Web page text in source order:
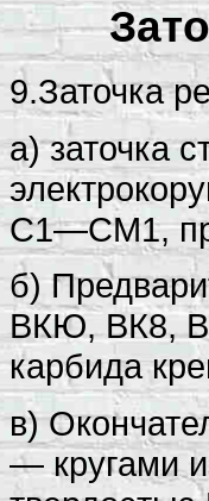
9.Заточка
а) заточка
С1—СМ1,
б)
ВКЮ, ВК8, В
карбида
в)
— кругами